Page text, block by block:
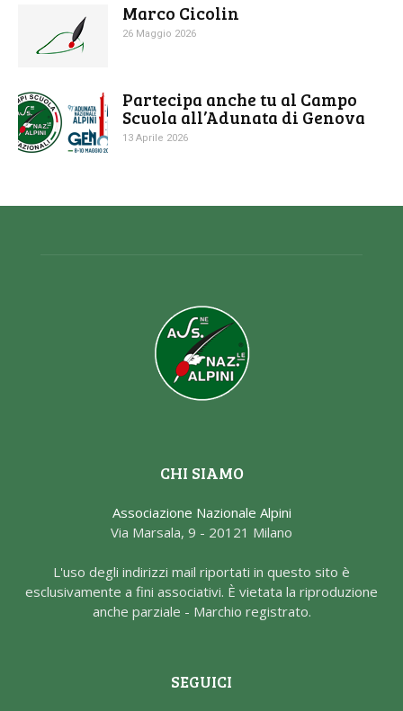
Marco Cicolin
26 Maggio 2026
Partecipa anche tu al Campo
Scuola all’Adunata di Genova
13 Aprile 2026
CHI SIAMO
Associazione Nazionale Alpini
Via Marsala, 9 - 20121 Milano
L'uso degli indirizzi mail riportati in questo sito è
esclusivamente a fini associativi. È vietata la riproduzione
anche parziale - Marchio registrato.
SEGUICI